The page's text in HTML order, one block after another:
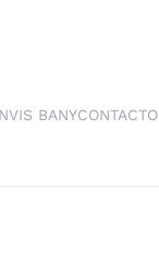
BANYCONTACTO